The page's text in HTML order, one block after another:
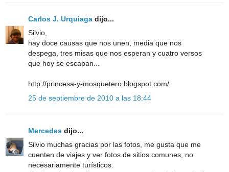
Carlos J. Urquiaga dijo...
Silvio,
hay doce causas que nos unen, media que nos
despega, tres misas que nos esperan y cuatro versos
que hoy se escapan...
http://princesa-y-mosquetero.blogspot.com/
25 de septiembre de 2010 a las 18:44
Mercedes dijo...
Silvio muchas gracias por las fotos, me gusta que me
cuenten de viajes y ver fotos de sitios comunes, no
necesariamente turísticos.